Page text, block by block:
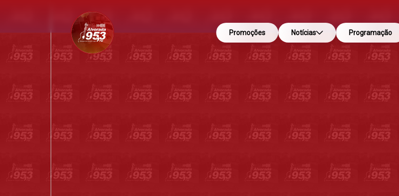
Promoções Notícias Programação